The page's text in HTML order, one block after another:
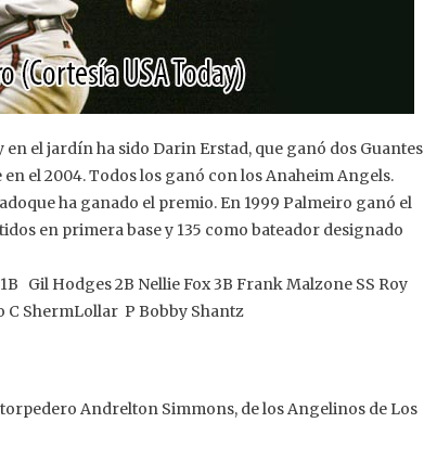
el jardín ha sido Darin Erstad, que ganó dos Guantes
el 2004. Todos los ganó con los Anaheim Angels.
ha ganado el premio. En 1999 Palmeiro ganó el
en primera base y 135 como bateador designado
Gil Hodges 2B Nellie Fox 3B Frank Malzone SS Roy
ShermLollar P Bobby Shantz
Andrelton Simmons, de los Angelinos de Los